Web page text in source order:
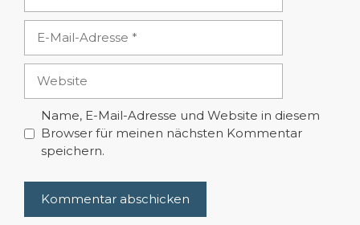
Mail-
Adresse
Name, E-Mail-Adresse und Website in diesem
Browser für meinen nächsten Kommentar
speichern.